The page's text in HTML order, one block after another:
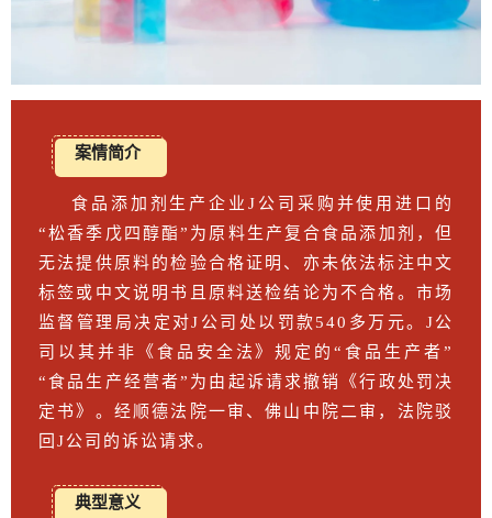
案情简介
食品添加剂生产企业J公司采购并使用进口的
“松香季戊四醇酯”为原料生产复合食品添加剂，但
无法提供原料的检验合格证明、亦未依法标注中文
标签或中文说明书且原料送检结论为不合格。市场
监督管理局决定对J公司处以罚款540多万元。J公
司以其并非《食品安全法》规定的“食品生产者”
“食品生产经营者”为由起诉请求撤销《行政处罚决
定书》。经顺德法院一审、佛山中院二审，法院驳
回J公司的诉讼请求。
典型意义